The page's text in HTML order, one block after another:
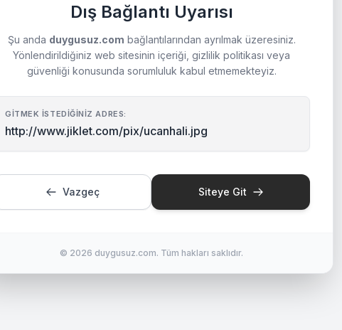
Dış Bağlantı Uyarısı
Şu anda duygusuz.com bağlantılarından ayrılmak üzeresiniz.
Yönlendirildiğiniz web sitesinin içeriği, gizlilik politikası veya
güvenliği konusunda sorumluluk kabul etmemekteyiz.
GITMEK İSTEDIĞINIZ ADRES:
http://www.jiklet.com/pix/ucanhali.jpg
Vazgeç Siteye Git
© 2026 duygusuz.com. Tüm hakları saklıdır.